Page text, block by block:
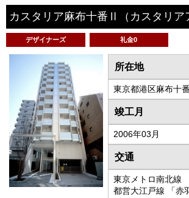
カスタリア麻布十番Ⅱ （カスタリ
デザイナーズ 礼金0
所在地
東京都港区麻布十
竣工月
2006年03月
交通
東京メトロ南北線
都営大江戸線 「赤